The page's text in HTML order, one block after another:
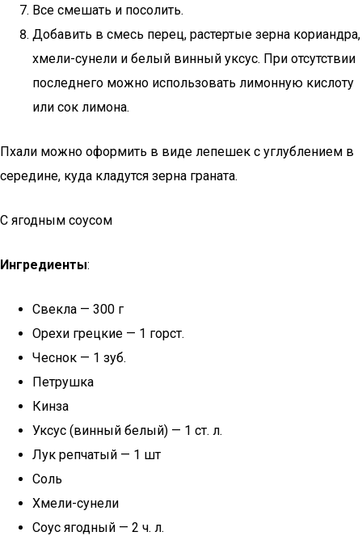
Все смешать и посолить.
Добавить в смесь перец, растертые зерна кориандра,
хмели-сунели и белый винный уксус. При отсутствии
последнего можно использовать лимонную кислоту
или сок лимона.
Пхали можно оформить в виде лепешек с углублением в
середине, куда кладутся зерна граната.
С ягодным соусом
Ингредиенты:
Свекла — 300 г
Орехи грецкие — 1 горст.
Чеснок — 1 зуб.
Петрушка
Кинза
Уксус (винный белый) — 1 ст. л.
Лук репчатый — 1 шт
Соль
Хмели-сунели
Соус ягодный — 2 ч. л.